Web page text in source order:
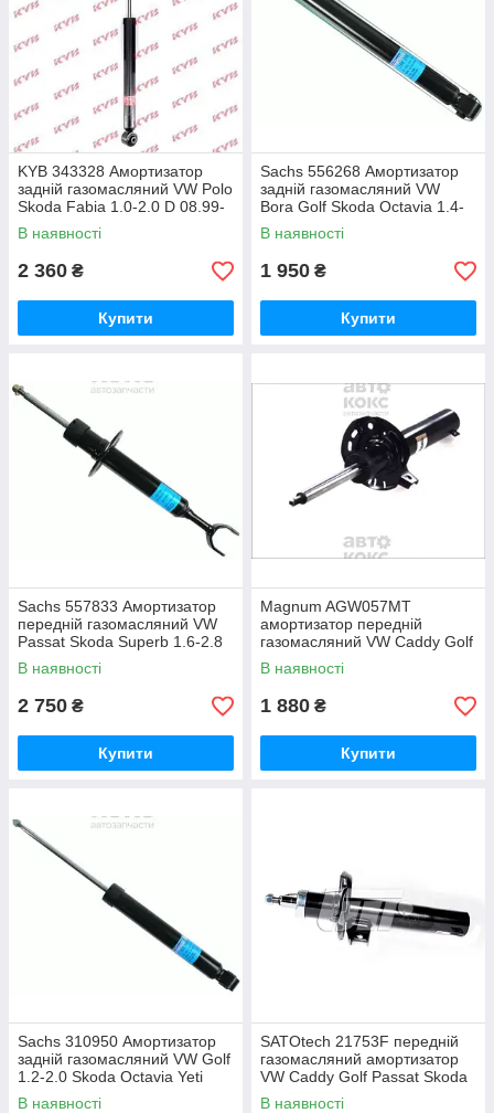
KYB 343328 Амортизатор
задній газомасляний VW Polo
Skoda Fabia 1.0-2.0 D 08.99-
В наявності
2 360 ₴
Купити
Sachs 556268 Амортизатор
задній газомасляний VW
Bora Golf Skoda Octavia 1.4-
2.3
В наявності
1 950 ₴
Купити
Sachs 557833 Амортизатор
передній газомасляний VW
Passat Skoda Superb 1.6-2.8
11.94-03.08
В наявності
2 750 ₴
Купити
Magnum AGW057MT
амортизатор передній
газомасляний VW Caddy Golf
Passat 1.2-2.0 Skoda Octavia
Superb Yeti 1.2-2.0
В наявності
1 880 ₴
Купити
Sachs 310950 Амортизатор
задній газомасляний VW Golf
1.2-2.0 Skoda Octavia Yeti
1.2-2.0
В наявності
SATOtech 21753F передній
газомасляний амортизатор
VW Caddy Golf Passat Skoda
Octavia Superb 1.2-2.0
В наявності